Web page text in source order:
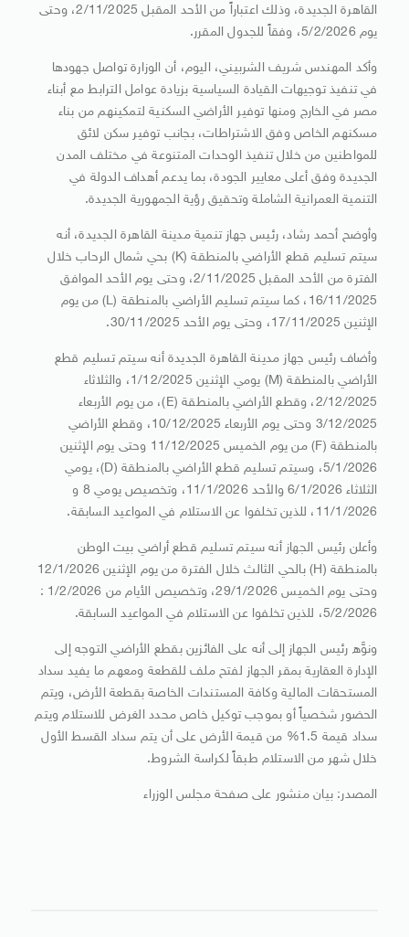
القاهرة الجديدة، وذلك اعتباراً من الأحد المقبل 2/11/2025، وحتى
يوم 5/2/2026، وفقاً للجدول المقرر.
وأكد المهندس شريف الشربيني، اليوم، أن الوزارة تواصل جهودها
في تنفيذ توجيهات القيادة السياسية بزيادة عوامل الترابط مع أبناء
مصر في الخارج ومنها توفير الأراضي السكنية لتمكينهم من بناء
مسكنهم الخاص وفق الاشتراطات، بجانب توفير سكن لائق
للمواطنين من خلال تنفيذ الوحدات المتنوعة في مختلف المدن
الجديدة وفق أعلى معايير الجودة، بما يدعم أهداف الدولة في
التنمية العمرانية الشاملة وتحقيق رؤية الجمهورية الجديدة.
وأوضح أحمد رشاد، رئيس جهاز تنمية مدينة القاهرة الجديدة، أنه
سيتم تسليم قطع الأراضي بالمنطقة (K) بحي شمال الرحاب خلال
الفترة من الأحد المقبل 2/11/2025، وحتى يوم الأحد الموافق
16/11/2025، كما سيتم تسليم الأراضي بالمنطقة (L) من يوم
الإثنين 17/11/2025، وحتى يوم الأحد 30/11/2025.
وأضاف رئيس جهاز مدينة القاهرة الجديدة أنه سيتم تسليم قطع
الأراضي بالمنطقة (M) يومي الإثنين 1/12/2025، والثلاثاء
2/12/2025، وقطع الأراضي بالمنطقة (E)، من يوم الأربعاء
3/12/2025 وحتى يوم الأربعاء 10/12/2025، وقطع الأراضي
بالمنطقة (F) من يوم الخميس 11/12/2025 وحتى يوم الإثنين
5/1/2026، وسيتم تسليم قطع الأراضي بالمنطقة (D)، يومي
الثلاثاء 6/1/2026 والأحد 11/1/2026، وتخصيص يومي 8 و
11/1/2026، للذين تخلفوا عن الاستلام في المواعيد السابقة.
وأعلن رئيس الجهاز أنه سيتم تسليم قطع أراضي بيت الوطن
بالمنطقة (H) بالحي الثالث خلال الفترة من يوم الإثنين 12/1/2026
وحتى يوم الخميس 29/1/2026، وتخصيص الأيام من 1/2/2026 :
5/2/2026، للذين تخلفوا عن الاستلام في المواعيد السابقة.
ونوَّه رئيس الجهاز إلى أنه على الفائزين بقطع الأراضي التوجه إلى
الإدارة العقارية بمقر الجهاز لفتح ملف للقطعة ومعهم ما يفيد سداد
المستحقات المالية وكافة المستندات الخاصة بقطعة الأرض، ويتم
الحضور شخصياً أو بموجب توكيل خاص محدد الغرض للاستلام ويتم
سداد قيمة 1.5% من قيمة الأرض على أن يتم سداد القسط الأول
خلال شهر من الاستلام طبقاً لكراسة الشروط.
المصدر: بيان منشور على صفحة مجلس الوزراء